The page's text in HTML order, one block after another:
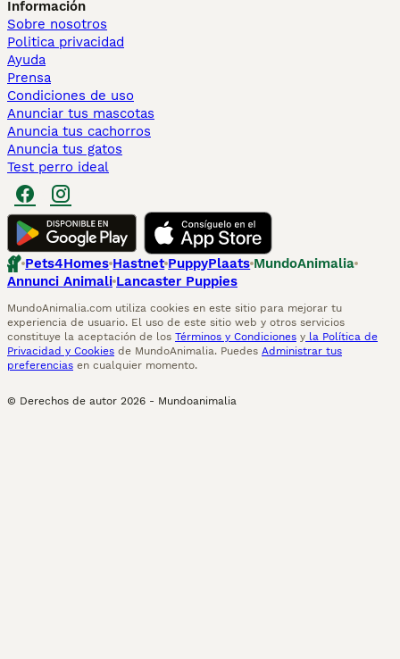
Información
Sobre nosotros
Politica privacidad
Ayuda
Prensa
Condiciones de uso
Anunciar tus mascotas
Anuncia tus cachorros
Anuncia tus gatos
Test perro ideal
Pets4Homes Hastnet PuppyPlaats MundoAnimalia
Annunci Animali Lancaster Puppies
MundoAnimalia.com utiliza cookies en este sitio para mejorar tu
experiencia de usuario. El uso de este sitio web y otros servicios
constituye la aceptación de los Términos y Condiciones y la Política de
Privacidad y Cookies de MundoAnimalia. Puedes Administrar tus
preferencias en cualquier momento.
© Derechos de autor 2026 - Mundoanimalia